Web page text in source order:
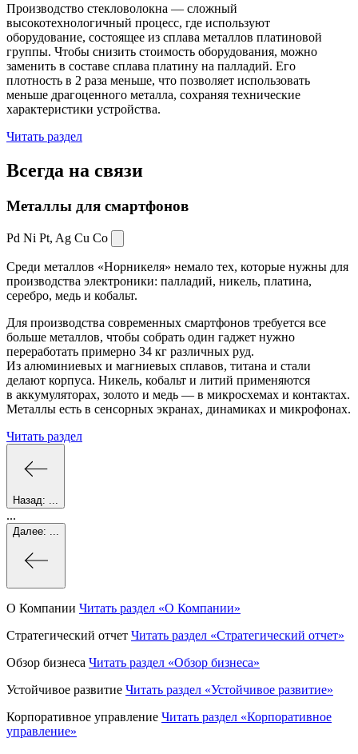
Производство стекловолокна — сложный
высокотехнологичный процесс, где используют
оборудование, состоящее из сплава металлов платиновой
группы. Чтобы снизить стоимость оборудования, можно
заменить в составе сплава платину на палладий. Его
плотность в 2 раза меньше, что позволяет использовать
меньше драгоценного металла, сохраняя технические
характеристики устройства.
Читать раздел
Всегда на связи
Металлы для смартфонов
Pd Ni Pt, Ag Cu Co
Среди металлов «Норникеля» немало тех, которые нужны для
производства электроники: палладий, никель, платина,
серебро, медь и кобальт.
Для производства современных смартфонов требуется все
больше металлов, чтобы собрать один гаджет нужно
переработать примерно 34 кг различных руд.
Из алюминиевых и магниевых сплавов, титана и стали
делают корпуса. Никель, кобальт и литий применяются
в аккумуляторах, золото и медь — в микросхемах и контактах.
Металлы есть в сенсорных экранах, динамиках и микрофонах.
Читать раздел
Назад:
...
Далее:
О Компании Читать раздел «О Компании»
Стратегический отчет Читать раздел «Стратегический отчет»
Обзор бизнеса Читать раздел «Обзор бизнеса»
Устойчивое развитие Читать раздел «Устойчивое развитие»
Корпоративное управление Читать раздел «Корпоративное
управление»